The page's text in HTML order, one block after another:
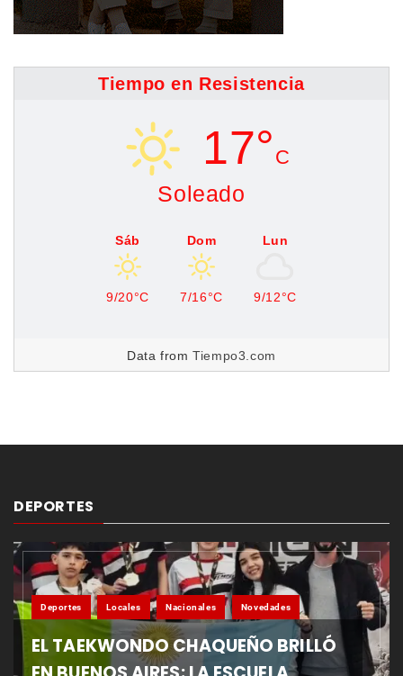
Tiempo en Resistencia
17° C
Soleado
Sáb
9/20°C
Dom
7/16°C
Lun
9/12°C
Data fromTiempo3.com
DEPORTES
Deportes Locales Nacionales Novedades
EL TAEKWONDO CHAQUEÑO BRILLÓ